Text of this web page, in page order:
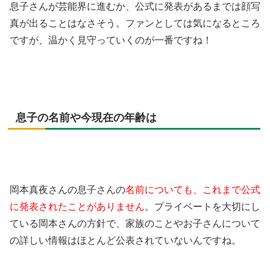
息子さんが芸能界に進むか、公式に発表があるまでは顔写
真が出ることはなさそう。ファンとしては気になるところ
ですが、温かく見守っていくのが一番ですね！
息子の名前や今現在の年齢は
岡本真夜さんの息子さんの名前についても、これまで公式
に発表されたことがありません。プライベートを大切にし
ている岡本さんの方針で、家族のことやお子さんについて
の詳しい情報はほとんど公表されていないんですね。